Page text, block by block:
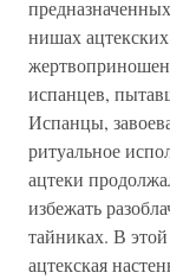
нишах
испанцев,
Испанцы,
ритуальное
ацтеки
избежать
тайниках. В
ацтекская